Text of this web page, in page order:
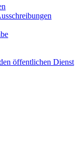
öffentlichen Dienst